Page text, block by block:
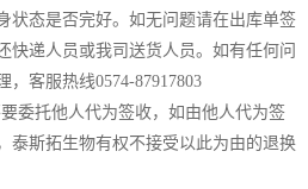
状态是否完好。如无问题请在出库单签
快递人员或我司送货人员。如有任何问
客服热线0574-87917803
委托他人代为签收，如由他人代为签
泰斯拓生物有权不接受以此为由的退换